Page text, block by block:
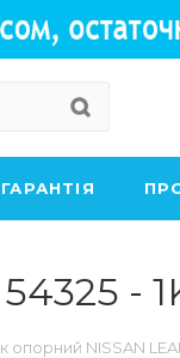
ГАРАНТІЯ
-
опорний NISSAN LEAF